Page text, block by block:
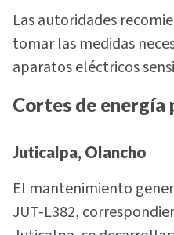
Las autoridades
tomar las medidas
aparatos eléctricos
Cortes de energía
Juticalpa, Olancho
El mantenimiento
JUT-L382,